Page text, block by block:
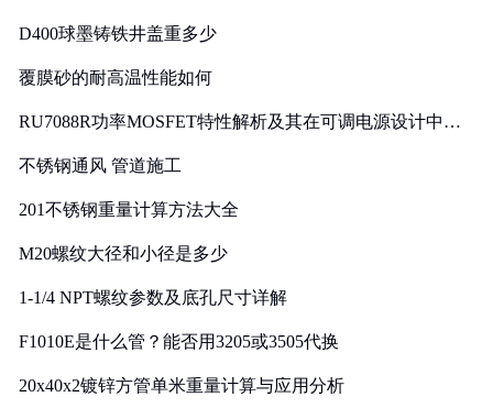
D400球墨铸铁井盖重多少
覆膜砂的耐高温性能如何
RU7088R功率MOSFET特性解析及其在可调电源设计中的
不锈钢通风 管道施工
201不锈钢重量计算方法大全
M20螺纹大径和小径是多少
1-1/4 NPT螺纹参数及底孔尺寸详解
F1010E是什么管？能否用3205或3505代换
20x40x2镀锌方管单米重量计算与应用分析